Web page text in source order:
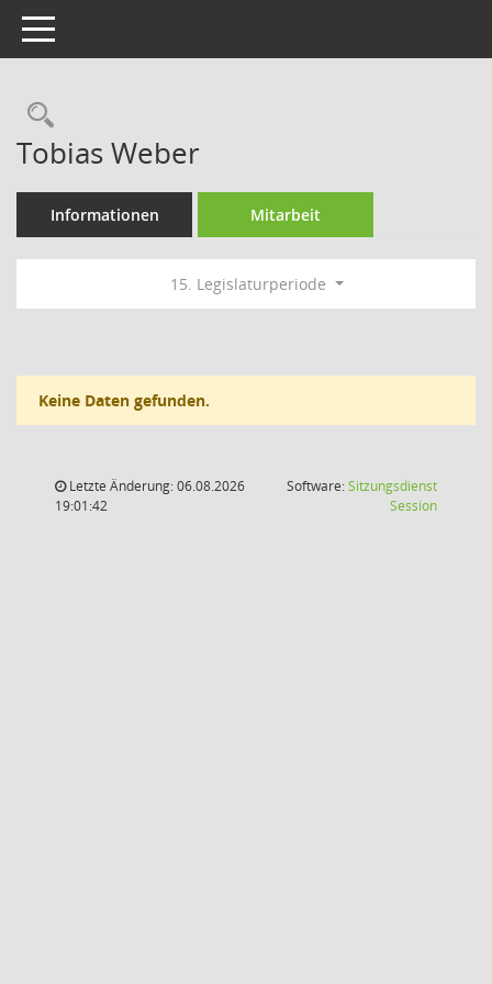
Toggle navigation
Rechercheauswahl
Tobias Weber
Informationen Mitarbeit
15. Legislaturperiode
Keine Daten gefunden.
Letzte Änderung: 06.08.2026
19:01:42
Software:Sitzungsdienst
Session(Wird in